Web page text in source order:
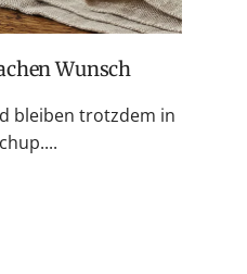
Wunsch
bleiben trotzdem in